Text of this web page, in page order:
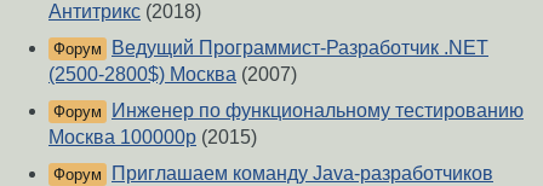
Антитрикс (2018)
Форум
Ведущий Программист-Разработчик .NET
(2500-2800$) Москва (2007)
Форум
Инженер по функциональному тестированию
Москва 100000р (2015)
Форум
Приглашаем команду Java-разработчиков